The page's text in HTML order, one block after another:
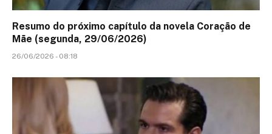
Resumo do próximo capítulo da novela Coração de
Mãe (segunda, 29/06/2026)
26/06/2026 - 08:18